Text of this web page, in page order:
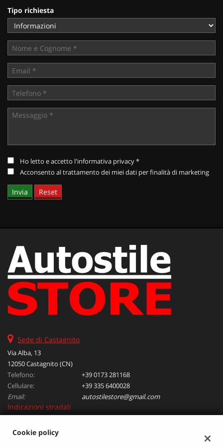
Tipo richiesta
Ho letto e accetto l'informativa privacy*
Acconsento al trattamento dei miei dati per finalità di marketing
Sede di Castagnito
Via Alba, 13
12050 Castagnito (CN)
Telefono:
+39 0173 281168
Cellulare:
+39 335 6400028
Email:
autostilestore@gmail.com
Indicazioni stradali
Cookie policy
che
adottiamo
per
offrire
le
funzionalità
e
svolgere
le
attività
di
Per
maggiori
informazioni
sull'utilità
e
sul
di
tracciamento
si
rimanda
alla
cookie
policy.
e
modificare
le
tue
scelte
qualsiasi
momento.